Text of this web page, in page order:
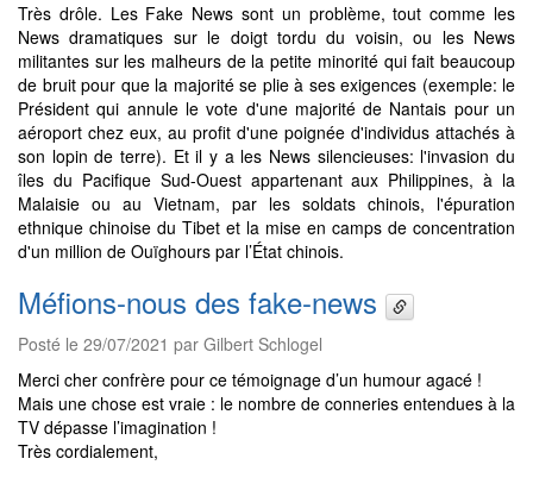
Très drôle. Les Fake News sont un problème, tout comme les
News dramatiques sur le doigt tordu du voisin, ou les News
militantes sur les malheurs de la petite minorité qui fait beaucoup
de bruit pour que la majorité se plie à ses exigences (exemple: le
Président qui annule le vote d'une majorité de Nantais pour un
aéroport chez eux, au profit d'une poignée d'individus attachés à
son lopin de terre). Et il y a les News silencieuses: l'invasion du
îles du Pacifique Sud-Ouest appartenant aux Philippines, à la
Malaisie ou au Vietnam, par les soldats chinois, l'épuration
ethnique chinoise du Tibet et la mise en camps de concentration
d'un million de Ouïghours par l’État chinois.
Méfions-nous des fake-news
Posté le 29/07/2021 par Gilbert Schlogel
Merci cher confrère pour ce témoignage d’un humour agacé !
Mais une chose est vraie : le nombre de conneries entendues à la
TV dépasse l’imagination !
Très cordialement,